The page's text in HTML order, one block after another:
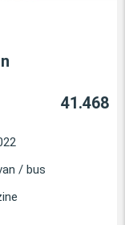
41.468
/ bus